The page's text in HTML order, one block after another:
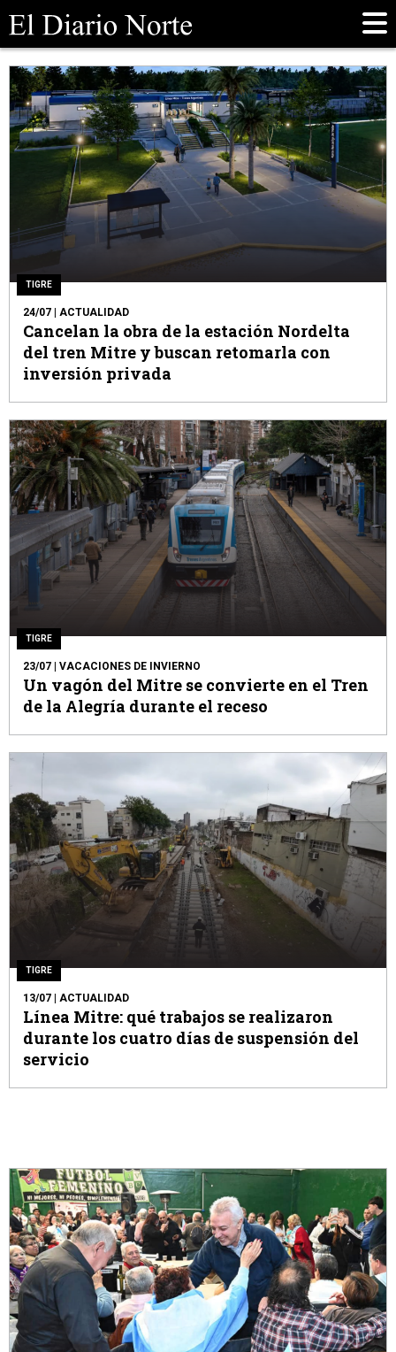
TIGRE
24/07 | ACTUALIDAD
Cancelan la obra de la estación Nordelta
del tren Mitre y buscan retomarla con
inversión privada
TIGRE
23/07 | VACACIONES DE INVIERNO
Un vagón del Mitre se convierte en el Tren
de la Alegría durante el receso
TIGRE
13/07 | ACTUALIDAD
Línea Mitre: qué trabajos se realizaron
durante los cuatro días de suspensión del
servicio